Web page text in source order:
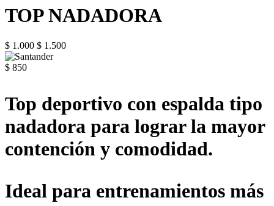
TOP NADADORA
$ 1.000 $ 1.500
$ 850
Top deportivo con espalda tipo
nadadora para lograr la mayor
contención y comodidad.
Ideal para entrenamientos más